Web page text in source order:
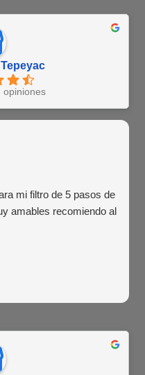
opiniones
mi filtro de 5 pasos de
amables recomiendo al